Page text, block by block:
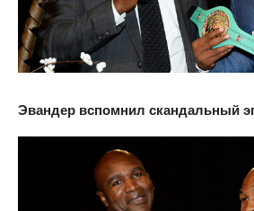
Эвандер вспомнил скандальный